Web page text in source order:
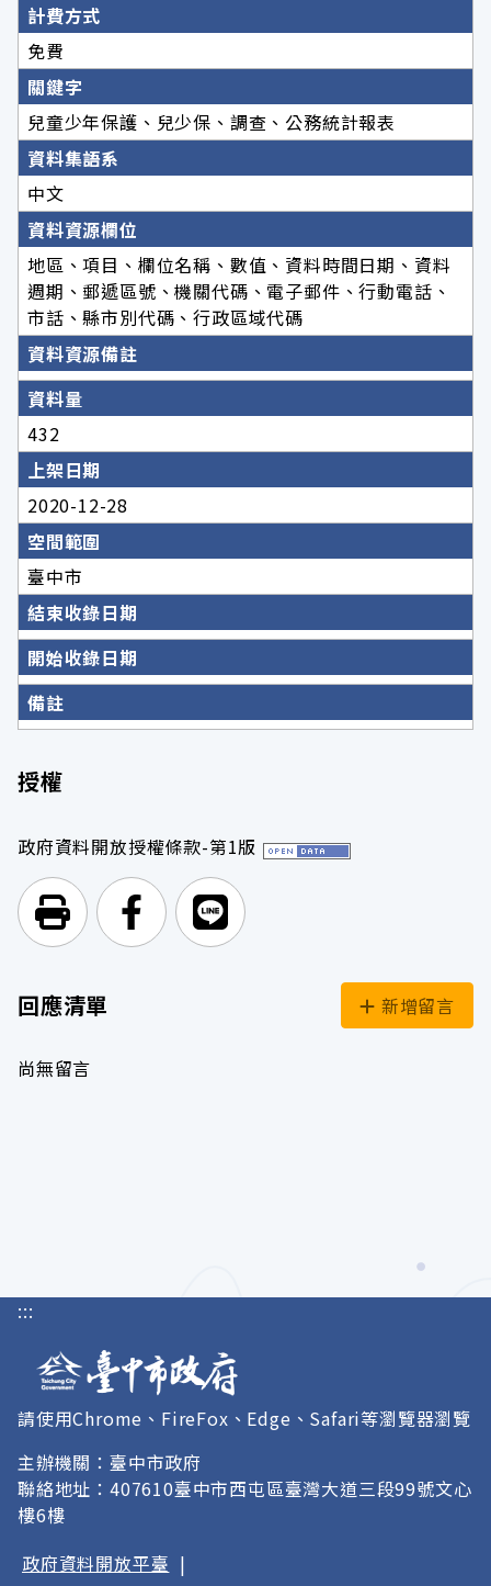
計費方式
免費
關鍵字
兒童少年保護、兒少保、調查、公務統計報表
資料集語系
中文
資料資源欄位
地區、項目、欄位名稱、數值、資料時間日期、資料
週期、郵遞區號、機關代碼、電子郵件、行動電話、
市話、縣市別代碼、行政區域代碼
資料資源備註
資料量
432
上架日期
2020-12-28
空間範圍
臺中市
結束收錄日期
開始收錄日期
備註
授權
政府資料開放授權條款-第1版
列印頁面前往Facebook
前往Line
回應清單 新增留言
尚無留言
:::
請使用Chrome、FireFox、Edge、Safari等瀏覽器瀏覽
主辦機關：臺中市政府
聯絡地址：407610臺中市西屯區臺灣大道三段99號文心
樓6樓
政府資料開放平臺 |